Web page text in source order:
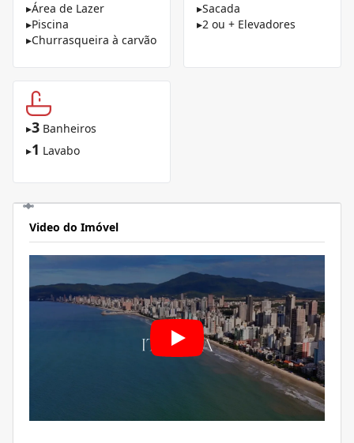
▸Área de Lazer
▸Piscina
▸Churrasqueira à carvão
▸Sacada
▸2 ou + Elevadores
▸3 Banheiros
▸1 Lavabo
Video do Imóvel